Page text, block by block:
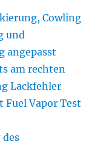
Cowling
und
angepasst
am rechten
Lackfehler
Vapor Test